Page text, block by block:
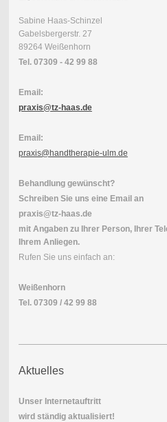
Sabine Haas-Schinzel
Gabelsbergerstr. 27
89264 Weißenhorn
Tel. 07309 - 42 99 88
Email:
praxis@tz-haas.de
Email:
praxis@handtherapie-ulm.de
Behandlung gewünscht?
Schreiben Sie uns eine Email an
praxis@tz-haas.de
mit Angaben zu Ihrer Person, Ihrer
Ihrem Anliegen.
Rufen Sie uns einfach an:
Weißenhorn
Tel. 07309 / 42 99 88
Aktuelles
Unser Internetauftritt
wird ständig aktualisiert!